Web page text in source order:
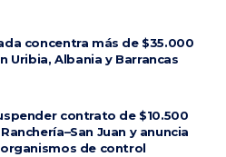
concentra más de $35.000
Uribia, Albania y Barrancas
contrato de $10.500
Juan y anuncia
de control